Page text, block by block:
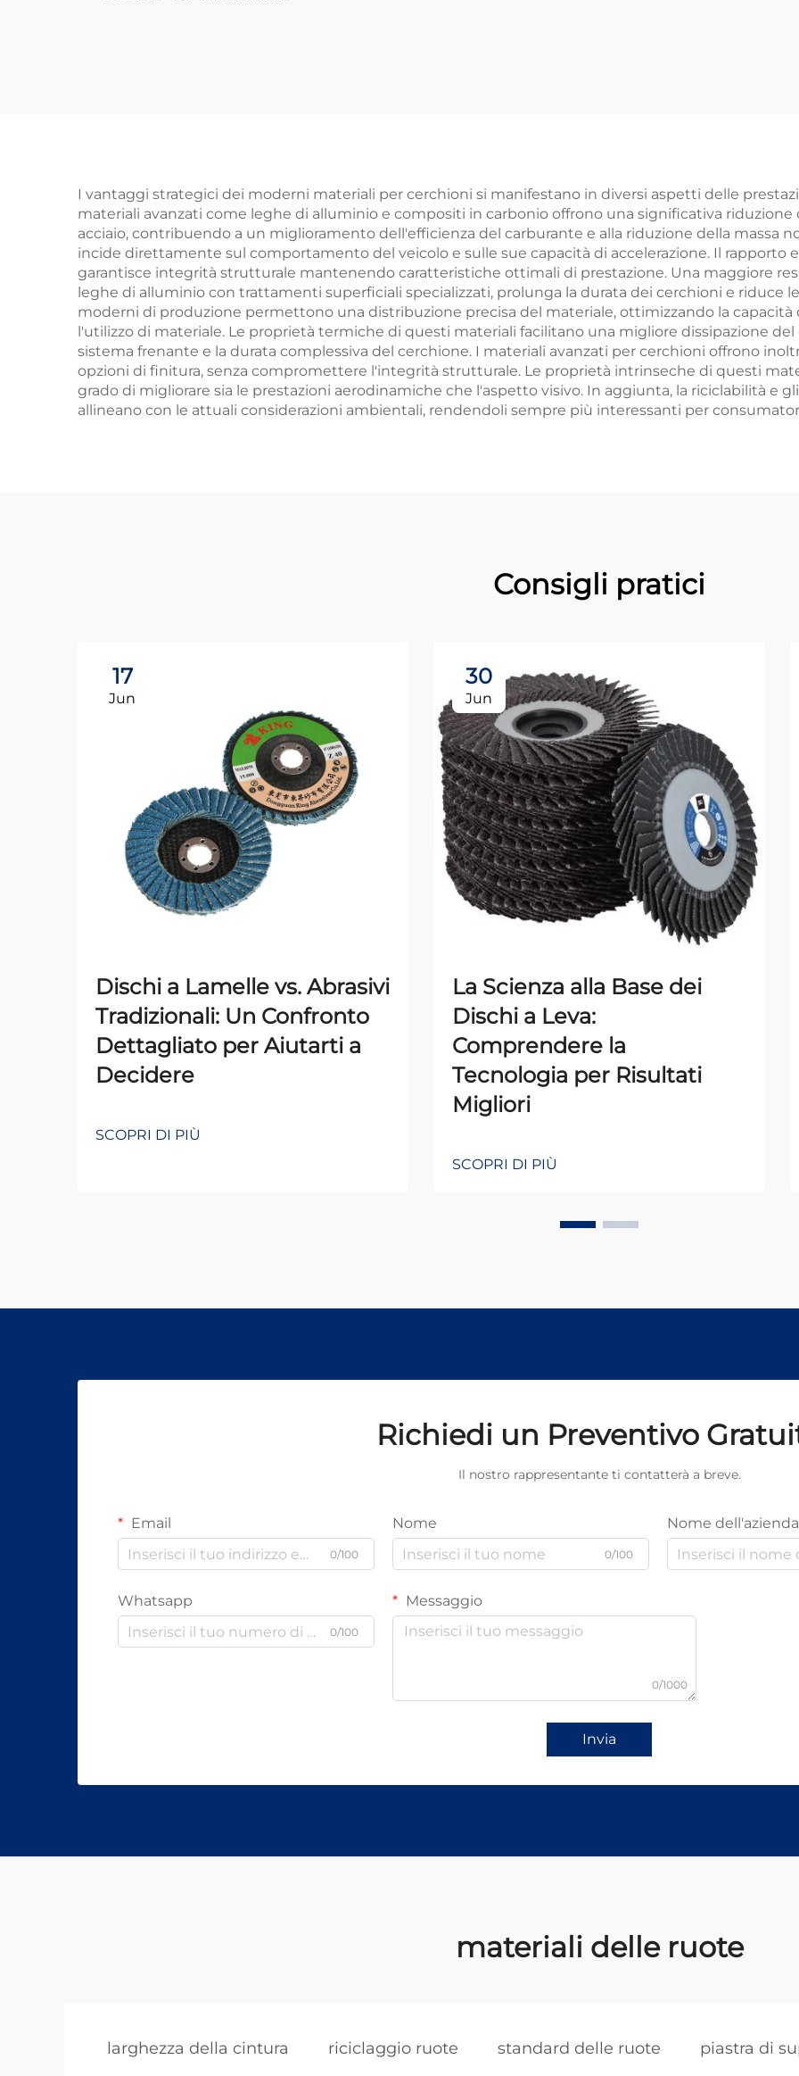
I vantaggi strategici dei moderni materiali per cerchioni si manifestano in diversi aspetti delle
materiali avanzati come leghe di alluminio e compositi in carbonio offrono una significativa
acciaio, contribuendo a un miglioramento dell'efficienza del carburante e alla riduzione della massa
incide direttamente sul comportamento del veicolo e sulle sue capacità di accelerazione. Il rapporto
garantisce integrità strutturale mantenendo caratteristiche ottimali di prestazione. Una maggiore
leghe di alluminio con trattamenti superficiali specializzati, prolunga la durata dei cerchioni e riduce
moderni di produzione permettono una distribuzione precisa del materiale, ottimizzando la
l'utilizzo di materiale. Le proprietà termiche di questi materiali facilitano una migliore dissipazione
sistema frenante e la durata complessiva del cerchione. I materiali avanzati per cerchioni offrono
opzioni di finitura, senza compromettere l'integrità strutturale. Le proprietà intrinseche di questi
grado di migliorare sia le prestazioni aerodinamiche che l'aspetto visivo. In aggiunta, la riciclabilità e
allineano con le attuali considerazioni ambientali, rendendoli sempre più interessanti per
Consigli pratici
17
Jun
Dischi a Lamelle vs. Abrasivi
Tradizionali: Un Confronto
Dettagliato per Aiutarti a
Decidere
SCOPRI DI PIÙ
30
Jun
La Scienza alla Base dei
Dischi a Leva:
Comprendere la
Tecnologia per Risultati
Migliori
SCOPRI DI PIÙ
Richiedi un Preventivo
Il nostro rappresentante ti contatterà a breve.
Email
0/100
Nome
0/100
Nome dell'azienda
Whatsapp
0/100
Messaggio
0/1000
Invia
materiali delle ruote
larghezza della cintura riciclaggio ruote standard delle ruote piastra di